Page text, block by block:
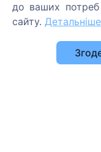
SIA
до ваших потреб
сайту. Детальніше